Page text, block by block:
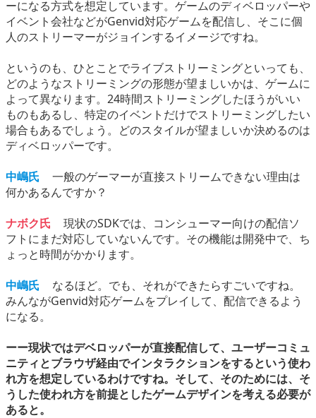
ーになる方式を想定しています。ゲームのディベロッパーや
イベント会社などがGenvid対応ゲームを配信し、そこに個
人のストリーマーがジョインするイメージですね。
というのも、ひとことでライブストリーミングといっても、
どのようなストリーミングの形態が望ましいかは、ゲームに
よって異なります。24時間ストリーミングしたほうがいい
ものもあるし、特定のイベントだけでストリーミングしたい
場合もあるでしょう。どのスタイルが望ましいか決めるのは
ディベロッパーです。
中嶋氏
一般のゲーマーが直接ストリームできない理由は
何かあるんですか？
ナボク氏
現状のSDKでは、コンシューマー向けの配信ソ
フトにまだ対応していないんです。その機能は開発中で、ち
ょっと時間がかかります。
中嶋氏
なるほど。でも、それができたらすごいですね。
みんながGenvid対応ゲームをプレイして、配信できるよう
になる。
ーー現状ではデベロッパーが直接配信して、ユーザーコミュ
ニティとブラウザ経由でインタラクションをするという使わ
れ方を想定しているわけですね。そして、そのためには、そ
うした使われ方を前提としたゲームデザインを考える必要が
あると。